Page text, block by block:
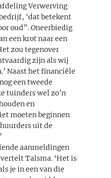
Verwerving
‘dat betekent
oud”. Oneerbiedig
een krot naar een
zou tegenover
zijn als wij
Naast het financiële
een tweede
tuinders wel zo’n
en
moeten beginnen
uit de
aanmeldingen
Talsma. ‘Het is
je in een van die